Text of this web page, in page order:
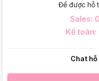
Để được hỗ
Sales:
Kế
Chat